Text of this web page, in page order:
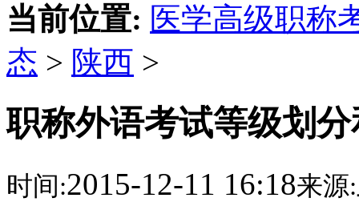
当前位置: 医学高级职称
态 > 陕西 >
职称外语考试等级划
时间:2015-12-11 16:18来源: